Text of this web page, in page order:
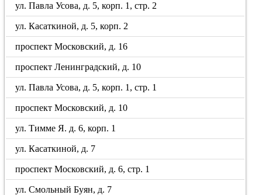
ул. Павла Усова, д. 5, корп. 1, стр. 2
ул. Касаткиной, д. 5, корп. 2
проспект Московский, д. 16
проспект Ленинградский, д. 10
ул. Павла Усова, д. 5, корп. 1, стр. 1
проспект Московский, д. 10
ул. Тимме Я. д. 6, корп. 1
ул. Касаткиной, д. 7
проспект Московский, д. 6, стр. 1
ул. Смольный Буян, д. 7